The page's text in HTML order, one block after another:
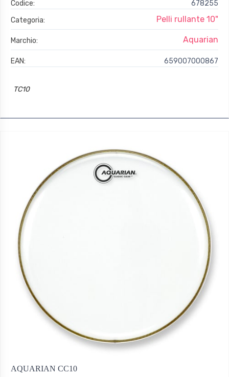
Codice:
678255
Categoria:
Pelli rullante 10"
Marchio: Aquarian
EAN: 659007000867
TC10
AQUARIAN CC10